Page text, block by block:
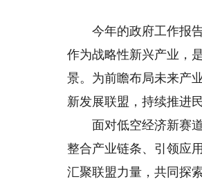
今年的政府工作报告
作为战略性新兴产业，
景。为前瞻布局未来产
新发展联盟，持续推进
面对低空经济新赛道
整合产业链条、引领应
汇聚联盟力量，共同探